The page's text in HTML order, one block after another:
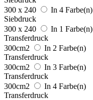
300 x 240
In 4 Farbe(n)
Siebdruck
300 x 240
In 1 Farbe(n)
Transferdruck
300cm2
In 2 Farbe(n)
Transferdruck
300cm2
In 3 Farbe(n)
Transferdruck
300cm2
In 4 Farbe(n)
Transferdruck